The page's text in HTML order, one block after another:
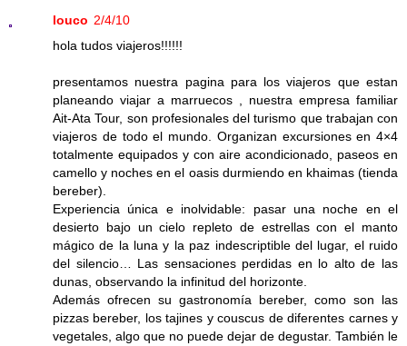
louco 2/4/10
hola tudos viajeros!!!!!!
presentamos nuestra pagina para los viajeros que estan
planeando viajar a marruecos , nuestra empresa familiar
Ait-Ata Tour, son profesionales del turismo que trabajan con
viajeros de todo el mundo. Organizan excursiones en 4×4
totalmente equipados y con aire acondicionado, paseos en
camello y noches en el oasis durmiendo en khaimas (tienda
bereber).
Experiencia única e inolvidable: pasar una noche en el
desierto bajo un cielo repleto de estrellas con el manto
mágico de la luna y la paz indescriptible del lugar, el ruido
del silencio… Las sensaciones perdidas en lo alto de las
dunas, observando la infinitud del horizonte.
Además ofrecen su gastronomía bereber, como son las
pizzas bereber, los tajines y couscus de diferentes carnes y
vegetales, algo que no puede dejar de degustar. También le